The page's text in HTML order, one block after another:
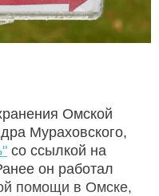
Омской
Мураховского,
со ссылкой на
он работал
помощи в Омске,